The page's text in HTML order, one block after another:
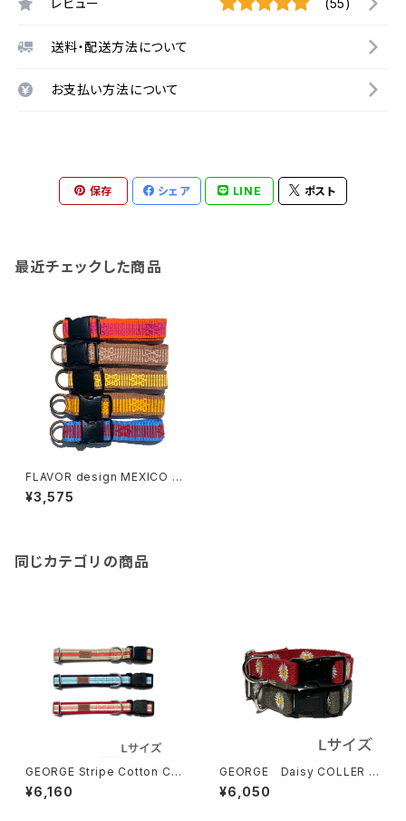
送料・配送方法について
お支払い方法について
保存 シェア LINE ポスト
最近チェックした商品
FLAVOR design MEXICO C
OLLAR Lサイズ フレーバーデ
ザイン メキシコカラー
¥3,575
同じカテゴリの商品
GEORGE Stripe Cotton Coll
ar Lサイズ ジョージ ストライ
プ コットンカラー
¥6,160
GEORGE Daisy COLLER L
サイズ ジョージデイジーカラ
ー
¥6,050